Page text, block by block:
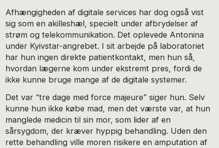
Afhængigheden af digitale services har dog også vist
sig som en akilleshæl, specielt under afbrydelser af
strøm og telekommunikation. Det oplevede Antonina
under Kyivstar-angrebet. I sit arbejde på laboratoriet
har hun ingen direkte patientkontakt, men hun så,
hvordan lægerne kom under ekstremt pres, fordi de
ikke kunne bruge mange af de digitale systemer.
Det var “tre dage med force majeure” siger hun. Selv
kunne hun ikke købe mad, men det værste var, at hun
manglede medicin til sin mor, som lider af en
sårsygdom, der kræver hyppig behandling. Uden den
rette behandling ville moren risikere en amputation af